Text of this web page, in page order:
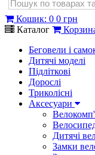
Кошик: 0 0 грн
Каталог
Беговели і
Дитячі моделі
Підліткові
Дорослі
Триколісні
Аксесуари
Дитячі
Замки